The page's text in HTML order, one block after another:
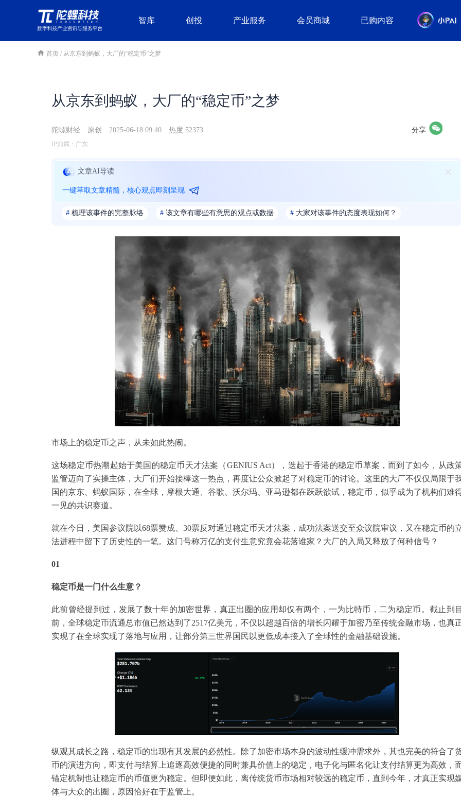
智库 创投 产业服务 会员商城 已购内容
首页 / 从京东到蚂蚁，大厂的“稳定币”之梦
从京东到蚂蚁，大厂的“稳定币”之梦
陀螺财经 原创 2025-06-18 09:40 热度 52373 分享
IP归属：广东
文章AI导读
一键萃取文章精髓，核心观点即刻呈现
# 梳理该事件的完整脉络 # 该文章有哪些有意思的观点或数据 # 大家对该事件的态度表现如何？
市场上的稳定币之声，从未如此热闹。
这场稳定币热潮起始于美国的稳定币天才法案（GENIUS Act），迭起于香港的稳定币草案，而到了如今，从政
监管迈向了实操主体，大厂们开始接棒这一热点，再度让公众掀起了对稳定币的讨论。这里的大厂不仅仅局限于
国的京东、蚂蚁国际，在全球，摩根大通、谷歌、沃尔玛、亚马逊都在跃跃欲试，稳定币，似乎成为了机构们难
一见的共识赛道。
就在今日，美国参议院以68票赞成、30票反对通过稳定币天才法案，成功法案送交至众议院审议，又在稳定币的
法进程中留下了历史性的一笔。这门号称万亿的支付生意究竟会花落谁家？大厂的入局又释放了何种信号？
01
稳定币是一门什么生意？
此前曾经提到过，发展了数十年的加密世界，真正出圈的应用却仅有两个，一为比特币，二为稳定币。截止到目
前，全球稳定币流通总市值已然达到了2517亿美元，不仅以超越百倍的增长闪耀于加密乃至传统金融市场，也真
实现了在全球实现了落地与应用，让部分第三世界国民以更低成本接入了全球性的金融基础设施。
纵观其成长之路，稳定币的出现有其发展的必然性。除了加密市场本身的波动性缓冲需求外，其也完美的符合了
币的演进方向，即支付与结算上追逐高效便捷的同时兼具价值上的稳定，电子化与匿名化让支付结算更为高效，
锚定机制也让稳定币的币值更为稳定。但即便如此，离传统货币市场相对较远的稳定币，直到今年，才真正实现
体与大众的出圈，原因恰好在于监管上。